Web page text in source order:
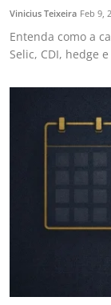
Vinicius Teixeira Feb 9,
Entenda como a
Selic, CDI, hedge